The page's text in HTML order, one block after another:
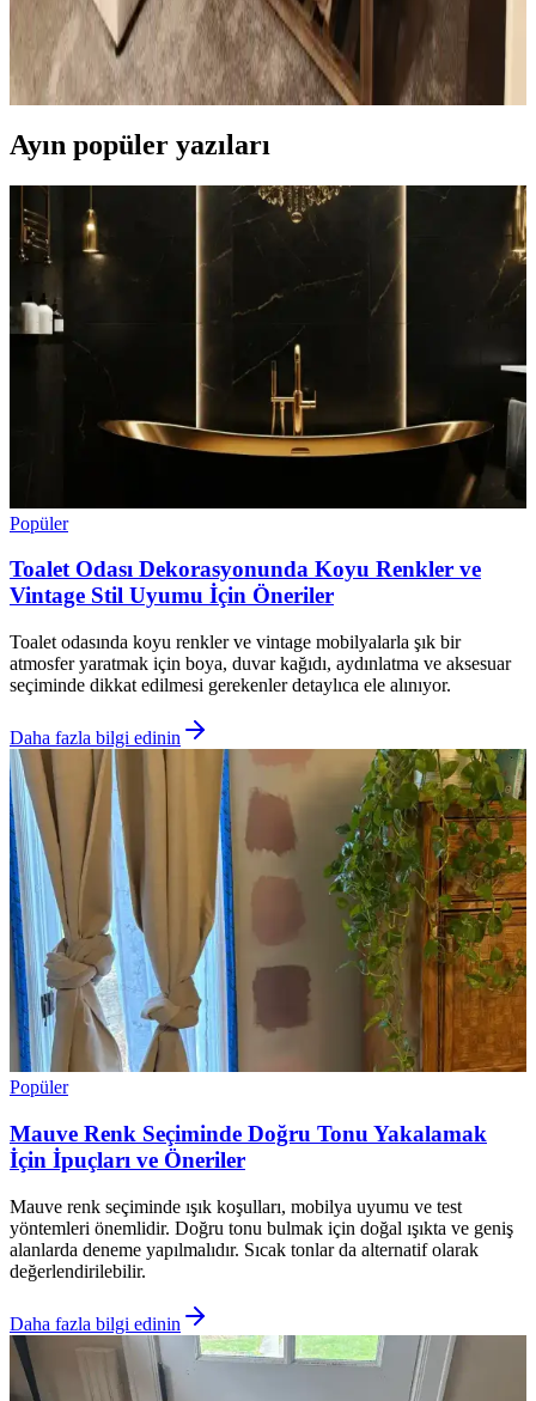
Küçük oturma odalarında perde, aydınlatma, mobilya ve dekorasyon
seçimleriyle denge ve katmanlama sağlanarak alan görsel olarak
genişletilir ve fonksiyonellik artırılır.
Ayın popüler yazıları
Popüler
Toalet Odası Dekorasyonunda Koyu Renkler ve
Vintage Stil Uyumu İçin Öneriler
Toalet odasında koyu renkler ve vintage mobilyalarla şık bir
atmosfer yaratmak için boya, duvar kağıdı, aydınlatma ve aksesuar
seçiminde dikkat edilmesi gerekenler detaylıca ele alınıyor.
Daha fazla bilgi edinin
Popüler
Mauve Renk Seçiminde Doğru Tonu Yakalamak
İçin İpuçları ve Öneriler
Mauve renk seçiminde ışık koşulları, mobilya uyumu ve test
yöntemleri önemlidir. Doğru tonu bulmak için doğal ışıkta ve geniş
alanlarda deneme yapılmalıdır. Sıcak tonlar da alternatif olarak
değerlendirilebilir.
Daha fazla bilgi edinin